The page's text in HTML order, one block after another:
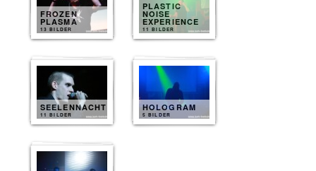
FROZEN
PLASMA
13 BILDER
PLASTIC
NOISE
EXPERIENCE
11 BILDER
SEELENNACHT
11 BILDER
HOLOGRAM
5 BILDER